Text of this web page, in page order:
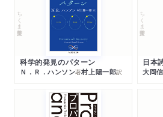
ちくま学芸文庫
科学的発見のパターン
Ｎ．Ｒ．ハンソン著村上陽一郎訳
ちくま学芸文庫
日本
大岡信